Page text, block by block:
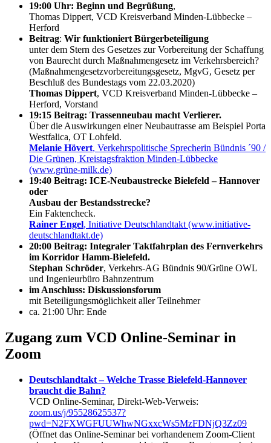
19:00 Uhr: Beginn und Begrüßung,
Thomas Dippert, VCD Kreisverband Minden-Lübbecke –
Herford
Beitrag: Wir funktioniert Bürgerbeteiligung
unter dem Stern des Gesetzes zur Vorbereitung der Schaffung
von Baurecht durch Maßnahmengesetz im Verkehrsbereich?
(Maßnahmengesetzvorbereitungsgesetz, MgvG, Gesetz per
Beschluß des Bundestags vom 22.03.2020)
Thomas Dippert, VCD Kreisverband Minden-Lübbecke –
Herford, Vorstand
19:15 Beitrag: Trassenneubau macht Verlierer.
Über die Auswirkungen einer Neubautrasse am Beispiel Porta
Westfalica, OT Lohfeld.
Melanie Hövert, Verkehrspolitische Sprecherin Bündnis ´90 /
Die Grünen, Kreistagsfraktion Minden-Lübbecke
(www.grüne-milk.de)
19:40 Beitrag: ICE-Neubaustrecke Bielefeld – Hannover
oder
Ausbau der Bestandsstrecke?
Ein Faktencheck.
Rainer Engel, Initiative Deutschlandtakt (www.initiative-
deutschlandtakt.de)
20:00 Beitrag: Integraler Taktfahrplan des Fernverkehrs
im Korridor Hamm-Bielefeld.
Stephan Schröder, Verkehrs-AG Bündnis 90/Grüne OWL
und Ingenieurbüro Bahnzentrum
im Anschluss: Diskussionsforum
mit Beteiligungsmöglichkeit aller Teilnehmer
ca. 21:00 Uhr: Ende
Zugang zum VCD Online-Seminar in
Zoom
Deutschlandtakt – Welche Trasse Bielefeld-Hannover
braucht die Bahn?
VCD Online-Seminar, Direkt-Web-Verweis:
zoom.us/j/95528625537?
pwd=N2FXWGFUUWhwNGxxcWs5MzFDNjQ3Zz09
(Öffnet das Online-Seminar bei vorhandenem Zoom-Client